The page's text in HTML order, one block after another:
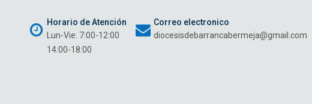
Horario de Atención
Lun-Vie: 7:00-12:00
14:00-18:00
Correo electronico
diocesisdebarrancabermeja@gmail.com